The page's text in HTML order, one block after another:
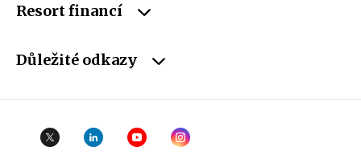
Resort financí
Důležité odkazy